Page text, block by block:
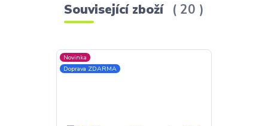
Související zboží 20
Novinka
Doprava ZDARMA